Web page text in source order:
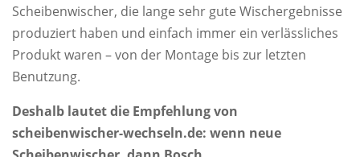
Scheibenwischer, die lange sehr gute Wischergebnisse
produziert haben und einfach immer ein verlässliches
Produkt waren – von der Montage bis zur letzten
Benutzung.
Deshalb lautet die Empfehlung von
scheibenwischer-wechseln.de: wenn neue